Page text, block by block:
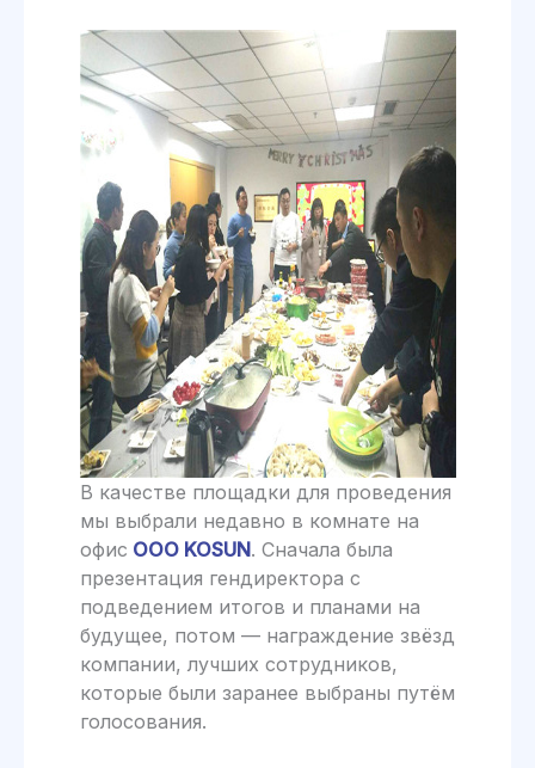
В качестве площадки для проведения
мы выбрали недавно в комнате на
офис ООО KOSUN. Сначала была
презентация гендиректора с
подведением итогов и планами на
будущее, потом — награждение звёзд
компании, лучших сотрудников,
которые были заранее выбраны путём
голосования.